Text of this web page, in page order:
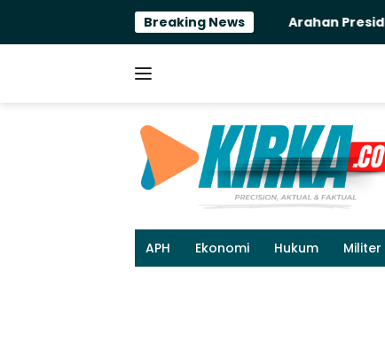
konten
Breaking NewsArahan Presiden
APH Ekonomi Hukum Militer